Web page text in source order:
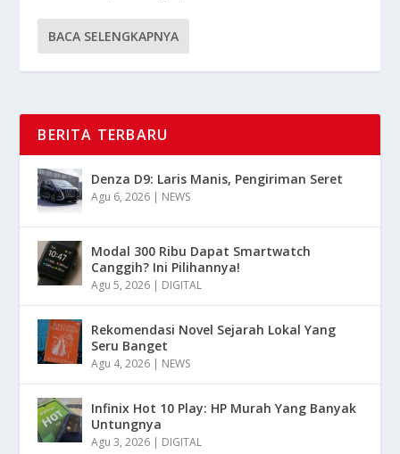
BACA SELENGKAPNYA
BERITA TERBARU
Denza D9: Laris Manis, Pengiriman Seret
Agu 6, 2026 | NEWS
Modal 300 Ribu Dapat Smartwatch
Canggih? Ini Pilihannya!
Agu 5, 2026 | DIGITAL
Rekomendasi Novel Sejarah Lokal Yang
Seru Banget
Agu 4, 2026 | NEWS
Infinix Hot 10 Play: HP Murah Yang Banyak
Untungnya
Agu 3, 2026 | DIGITAL